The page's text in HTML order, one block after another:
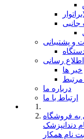
و پشتیبانی
اطلاع رسانی
خبر ها
درباره ما
ارتباط با ما
فروشگاه
دندانپزشک
نام همکار